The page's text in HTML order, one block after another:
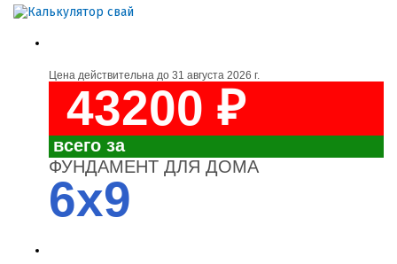
Цена действительна до 31 августа 2026 г.
43200 ₽
всего за
ФУНДАМЕНТ ДЛЯ ДОМА
6x9